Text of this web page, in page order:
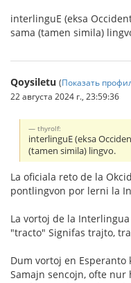
interlinguE (eksa
sama (tamen simila)
Qoysiletu (Показать
22 августа 2024 г., 23:59:36
thyrolf:
interlinguE (eksa
(tamen simila) lingvo.
La oficiala reto de la
pontlingvon por lerni la
La vortoj de la
"tracto" Signifas trajto,
Dum vortoj en
Samajn sencojn, ofte